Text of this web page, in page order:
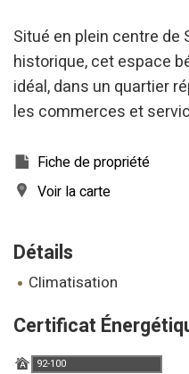
Situé en plein centre de
historique, cet espace
idéal, dans un quartier
les commerces et
Fiche de propriété
Voir la carte
Détails
climatisation
Certificat
A 92-100
Modifier les
Technique et Fonctionnel